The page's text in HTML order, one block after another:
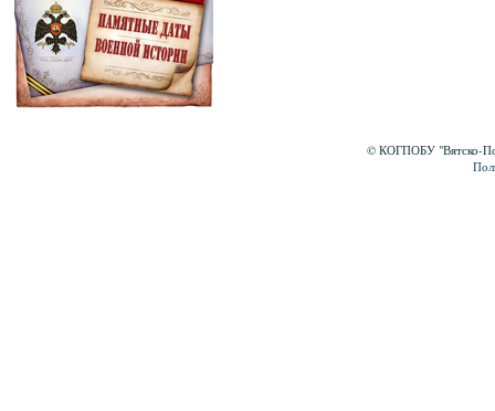
© КОГПОБУ "Вятско-